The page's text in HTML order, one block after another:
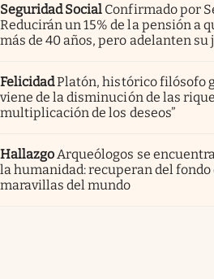
Seguridad Social Confirmado por
Reducirán un 15% de la pensión a
más de 40 años, pero adelanten
FelicidadPlatón, histórico filósofo
viene de la disminución de las
multiplicación de los deseos”
Hallazgo Arqueólogos se
la humanidad: recuperan del fondo
maravillas del mundo